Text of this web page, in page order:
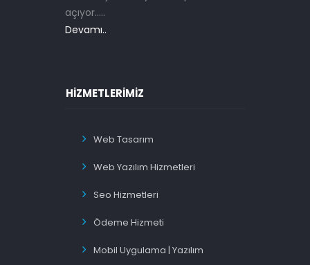
açıyor.....
Devamı..
HIZMETLERIMIZ
Web Tasarım
Web Yazılım Hizmetleri
Seo Hizmetleri
Ödeme Hizmeti
Mobil Uygulama | Yazılım